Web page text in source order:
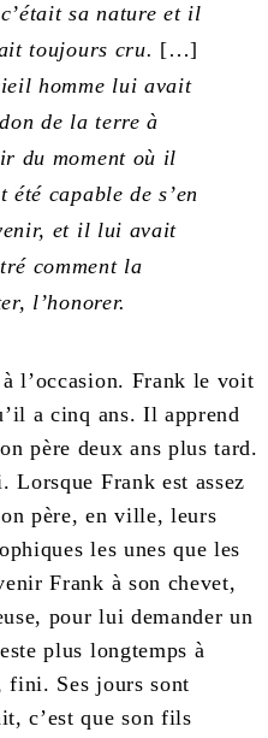
sa nature et il
toujours cru. […]
homme lui avait
de la terre à
du moment où il
été capable de s’en
et il lui avait
comment la
l’honorer.
l’occasion. Frank le voit
a cinq ans. Il apprend
père deux ans plus tard.
Frank est assez
père, en ville, leurs
les unes que les
Frank à son chevet,
pour lui demander un
plus longtemps à
fini. Ses jours sont
c’est que son fils